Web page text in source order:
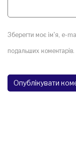
Зберегти моє ім'я, e-
подальших коментарів.